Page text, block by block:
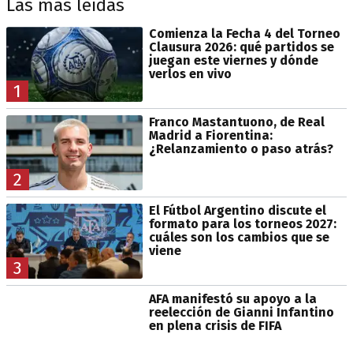
Las más leídas
1
Comienza la Fecha 4 del Torneo
Clausura 2026: qué partidos se
juegan este viernes y dónde
verlos en vivo
2
Franco Mastantuono, de Real
Madrid a Fiorentina:
¿Relanzamiento o paso atrás?
3
El Fútbol Argentino discute el
formato para los torneos 2027:
cuáles son los cambios que se
viene
AFA manifestó su apoyo a la
reelección de Gianni Infantino
en plena crisis de FIFA